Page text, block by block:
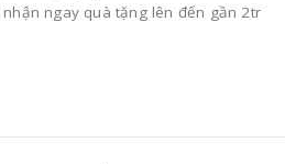
ngay quà tặng lên đến gần 2tr